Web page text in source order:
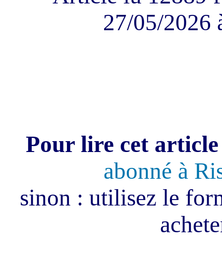
27/05/2026
Pour lire cet
abonné à
sinon : utilisez le